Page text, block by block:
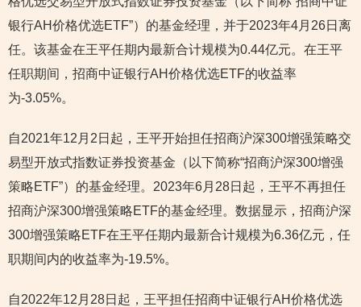
银行AH价格优选ETF”）的基金经理，并于2023年4月26日离
任。该基金在王平任期内最新合计规模为0.44亿元。在王平
任职期间，招商中证银行AH价格优选ETF的收益率
为-3.05%。
自2021年12月2日起，王平开始担任招商沪深300增强策略交
易型开放式指数证券投资基金（以下简称“招商沪深300增强
策略ETF”）的基金经理。2023年6月28日起，王平不再担任
招商沪深300增强策略ETF的基金经理。数据显示，招商沪深
300增强策略ETF在王平任期内最新合计规模为6.36亿元，任
职期间内的收益率为-19.5%。
自2022年12月28日起，王平担任招商中证银行AH价格优选